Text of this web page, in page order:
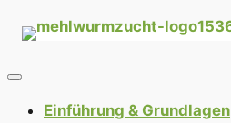
Zum
Inhalt
Einführung & Grundlagen